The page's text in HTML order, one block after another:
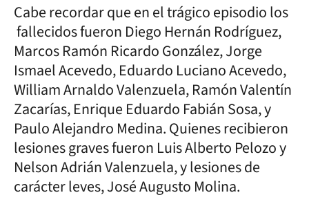
Cabe recordar que en el trágico episodio los
fallecidos fueron Diego Hernán Rodríguez,
Marcos Ramón Ricardo González, Jorge
Ismael Acevedo, Eduardo Luciano Acevedo,
William Arnaldo Valenzuela, Ramón Valentín
Zacarías, Enrique Eduardo Fabián Sosa, y
Paulo Alejandro Medina. Quienes recibieron
lesiones graves fueron Luis Alberto Pelozo y
Nelson Adrián Valenzuela, y lesiones de
carácter leves, José Augusto Molina.